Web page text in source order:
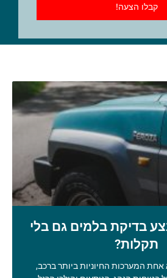
קבלו הצעה!
בדיקת בלמים גם בלי
תקלות?
המערכות החיוניות ביותר ברכב,